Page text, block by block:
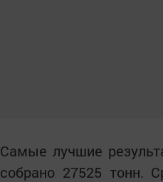
Самые лучшие
собрано 27525 тонн.